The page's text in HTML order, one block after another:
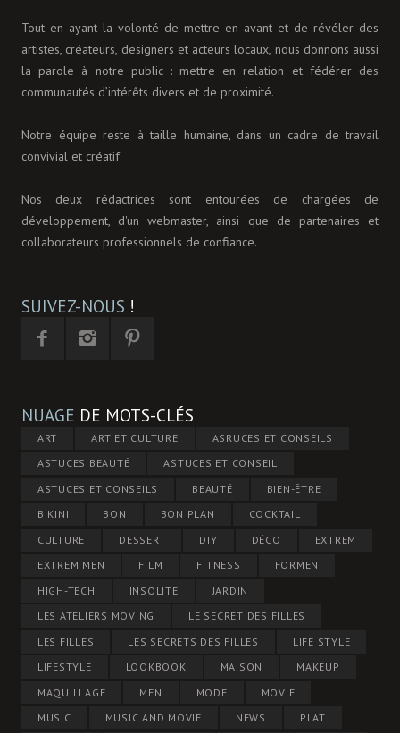
Tout en ayant la volonté de mettre en avant et de révéler des
artistes, créateurs, designers et acteurs locaux, nous donnons aussi
la parole à notre public : mettre en relation et fédérer des
communautés d’intérêts divers et de proximité.
Notre équipe reste à taille humaine, dans un cadre de travail
convivial et créatif.
Nos deux rédactrices sont entourées de chargées de
développement, d'un webmaster, ainsi que de partenaires et
collaborateurs professionnels de confiance.
SUIVEZ-NOUS !
NUAGE DE MOTS-CLÉS
ART ART ET CULTURE
ASRUCES ET CONSEILS
ASTUCES BEAUTÉ
ASTUCES ET CONSEIL
ASTUCES ET CONSEILS
BEAUTÉ
BIEN-ÊTRE
BIKINI
BON BON PLAN
COCKTAIL
CULTURE
DESSERT DIY DÉCO
EXTREM
EXTREM MEN
FILM FITNESS
FORMEN
HIGH-TECH
INSOLITE
JARDIN
LES ATELIERS MOVING
LE SECRET DES FILLES
LES FILLES
LES SECRETS DES FILLES
LIFE STYLE
LIFESTYLE
LOOKBOOK MAISON
MAKEUP
MAQUILLAGE
MEN MODE
MOVIE
MUSIC
MUSIC AND MOVIE NEWS PLAT